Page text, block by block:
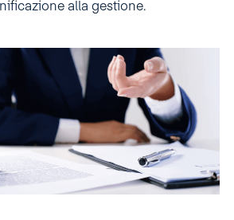
alla gestione.